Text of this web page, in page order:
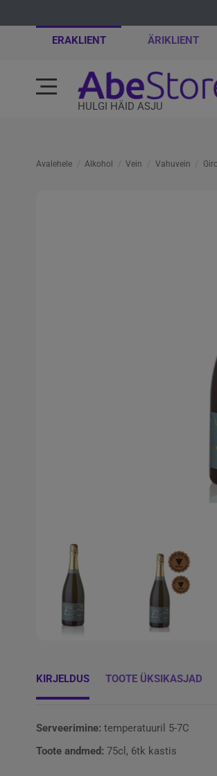
ERAKLIENT ÄRIKLIENT
HULGI HÄID ASJU
Avalehele Alkohol Vein Vahuvein
KIRJELDUS TOOTE ÜKSIKASJAD
Serveerimine: temperatuuril 5-7C
Toote andmed: 75cl, 6tk kastis